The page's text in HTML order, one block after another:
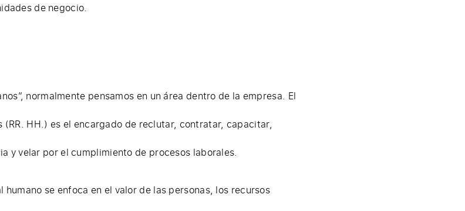
de negocio.
normalmente pensamos en un área dentro de la empresa. El
(RR. HH.) es el encargado de reclutar, contratar, capacitar,
y velar por el cumplimiento de procesos laborales.
se enfoca en el valor de las personas, los recursos